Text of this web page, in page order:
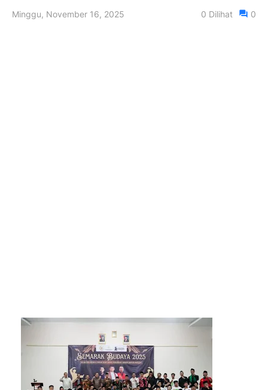
Minggu, November 16, 2025 0 Dilihat 0